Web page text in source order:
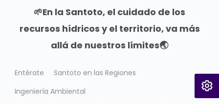
🌱En la Santoto, el cuidado de los
recursos hídricos y el territorio, va más
allá de nuestros límites🌏
Entérate
Santoto en las Regiones
Ingeniería Ambiental